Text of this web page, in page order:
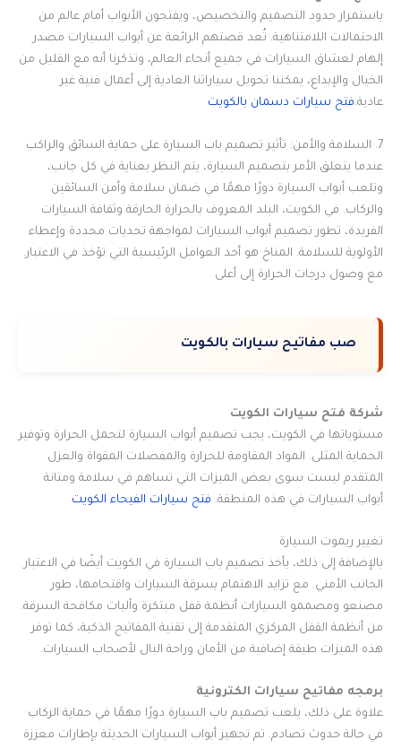
باستمرار حدود التصميم والتخصيص، ويفتحون الأبواب أمام عالم من
الاحتمالات اللامتناهية. تُعد قصتهم الرائعة عن أبواب السيارات مصدر
إلهام لعشاق السيارات في جميع أنحاء العالم، وتذكرنا أنه مع القليل من
الخيال والإبداع، يمكننا تحويل سياراتنا العادية إلى أعمال فنية غير
عادية.فتح سيارات دسمان بالكويت
7. السلامة والأمن: تأثير تصميم باب السيارة على حماية السائق والراكب
عندما يتعلق الأمر بتصميم السيارة، يتم النظر بعناية في كل جانب،
وتلعب أبواب السيارة دورًا مهمًا في ضمان سلامة وأمن السائقين
والركاب. في الكويت، البلد المعروف بالحرارة الحارقة وثقافة السيارات
الفريدة، تطور تصميم أبواب السيارات لمواجهة تحديات محددة وإعطاء
الأولوية للسلامة. المناخ هو أحد العوامل الرئيسية التي تؤخذ في الاعتبار.
مع وصول درجات الحرارة إلى أعلى
صب مفاتيح سيارات بالكويت
شركة فتح سيارات الكويت
مستوياتها في الكويت، يجب تصميم أبواب السيارة لتحمل الحرارة وتوفير
الحماية المثلى. المواد المقاومة للحرارة والمفصلات المقواة والعزل
المتقدم ليست سوى بعض الميزات التي تساهم في سلامة ومتانة
أبواب السيارات في هذه المنطقة. فتح سيارات الفيحاء الكويت
تغيير ريموت السيارة
بالإضافة إلى ذلك، يأخذ تصميم باب السيارة في الكويت أيضًا في الاعتبار
الجانب الأمني. مع تزايد الاهتمام بسرقة السيارات واقتحامها، طور
مصنعو ومصممو السيارات أنظمة قفل مبتكرة وآليات مكافحة السرقة.
من أنظمة القفل المركزي المتقدمة إلى تقنية المفاتيح الذكية، كما توفر
هذه الميزات طبقة إضافية من الأمان وراحة البال لأصحاب السيارات.
برمجه مفاتيح سيارات الكترونية
علاوة على ذلك، يلعب تصميم باب السيارة دورًا مهمًا في حماية الركاب
في حالة حدوث تصادم. تم تجهيز أبواب السيارات الحديثة بإطارات معززة